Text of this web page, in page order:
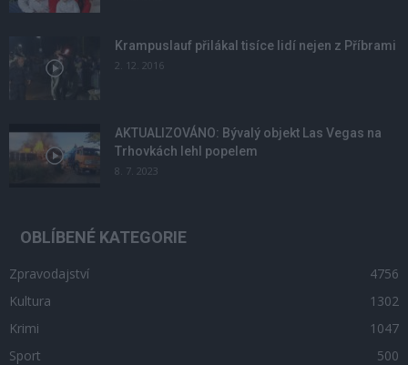
Krampuslauf přilákal tisíce lidí nejen z Příbrami
2. 12. 2016
AKTUALIZOVÁNO: Bývalý objekt Las Vegas na
Trhovkách lehl popelem
8. 7. 2023
OBLÍBENÉ KATEGORIE
Zpravodajství
4756
Kultura
1302
Krimi
1047
Sport
500